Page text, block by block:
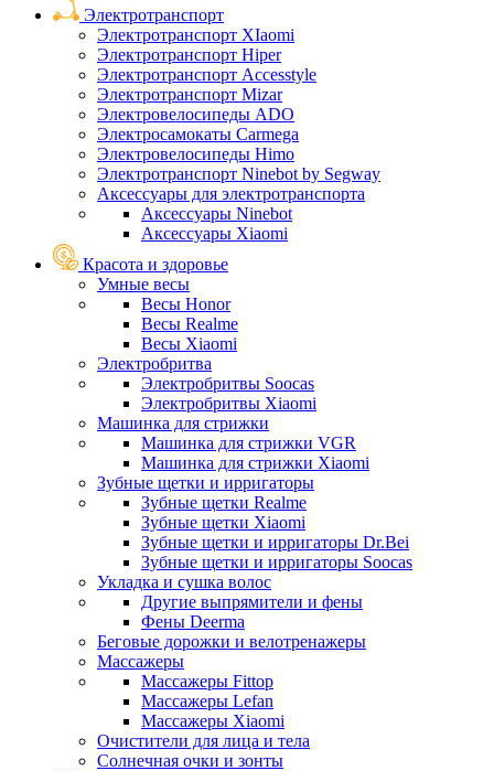
Электротранспорт
Электротранспорт XIaomi
Электротранспорт Hiper
Электротранспорт Accesstyle
Электротранспорт Mizar
Электровелосипеды ADO
Электросамокаты Carmega
Электровелосипеды Himo
Электротранспорт Ninebot by Segway
Аксессуары для электротранспорта
Аксессуары Ninebot
Аксессуары Xiaomi
Красота и здоровье
Умные весы
Весы Honor
Весы Realme
Весы Xiaomi
Электробритва
Электробритвы Soocas
Электробритвы Xiaomi
Машинка для стрижки
Машинка для стрижки VGR
Машинка для стрижки Xiaomi
Зубные щетки и ирригаторы
Зубные щетки Realme
Зубные щетки Xiaomi
Зубные щетки и ирригаторы Dr.Bei
Зубные щетки и ирригаторы Soocas
Укладка и сушка волос
Другие выпрямители и фены
Фены Deerma
Беговые дорожки и велотренажеры
Массажеры
Массажеры Fittop
Массажеры Lefan
Массажеры Xiaomi
Очистители для лица и тела
Солнечная очки и зонты